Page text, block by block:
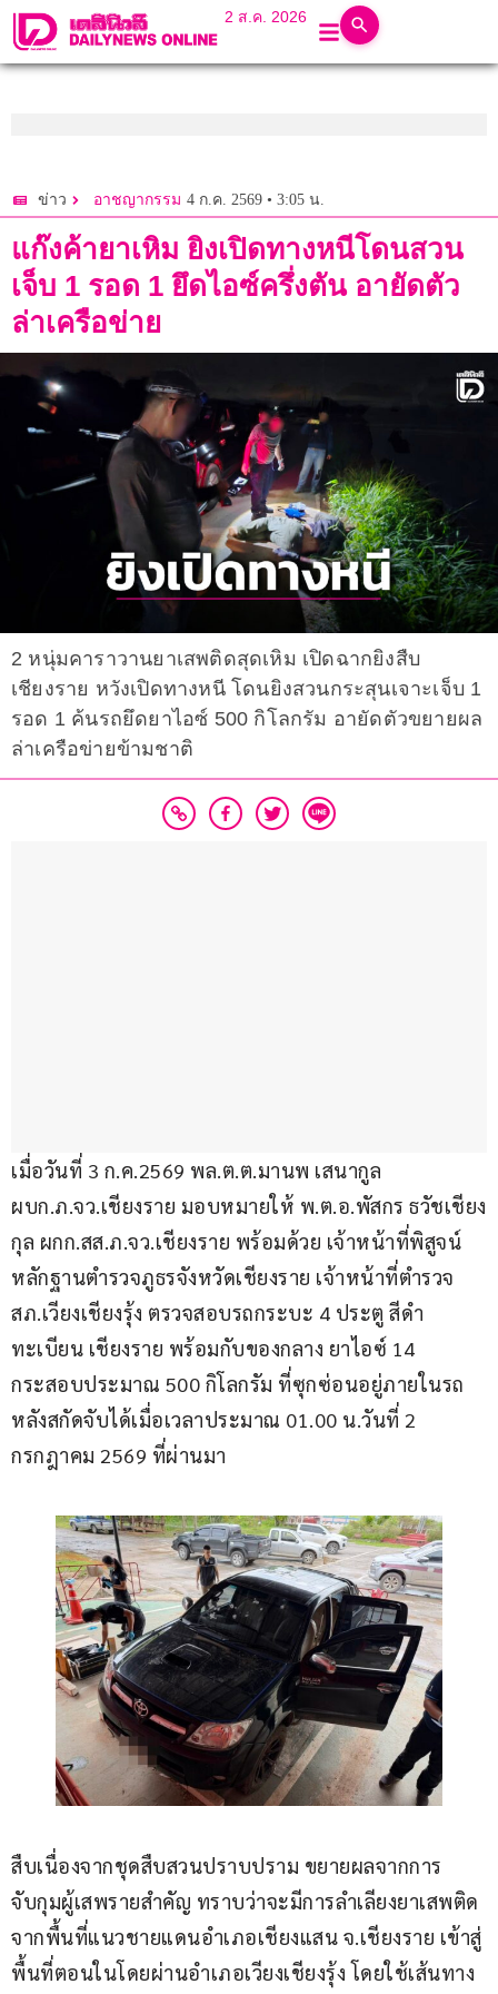
2 ส.ค. 2026
ข่าว อาชญากรรม 4 ก.ค. 2569 • 3:05 น.
แก๊งค้ายาเหิม ยิงเปิดทางหนีโดนสวน
เจ็บ 1 รอด 1 ยึดไอซ์ครึ่งตัน อายัดตัว
ล่าเครือข่าย
2 หนุ่มคาราวานยาเสพติดสุดเหิม เปิดฉากยิงสืบ
เชียงราย หวังเปิดทางหนี โดนยิงสวนกระสุนเจาะเจ็บ 1
รอด 1 ค้นรถยึดยาไอซ์ 500 กิโลกรัม อายัดตัวขยายผล
ล่าเครือข่ายข้ามชาติ
เมื่อวันที่ 3 ก.ค.2569 พล.ต.ต.มานพ เสนากูล
ผบก.ภ.จว.เชียงราย มอบหมายให้ พ.ต.อ.พัสกร ธวัชเชียง
กุล ผกก.สส.ภ.จว.เชียงราย พร้อมด้วย เจ้าหน้าที่พิสูจน์
หลักฐานตำรวจภูธรจังหวัดเชียงราย เจ้าหน้าที่ตำรวจ
สภ.เวียงเชียงรุ้ง ตรวจสอบรถกระบะ 4 ประตู สีดำ
ทะเบียน เชียงราย พร้อมกับของกลาง ยาไอซ์ 14
กระสอบประมาณ 500 กิโลกรัม ที่ซุกซ่อนอยู่ภายในรถ
หลังสกัดจับได้เมื่อเวลาประมาณ 01.00 น.วันที่ 2
กรกฎาคม 2569 ที่ผ่านมา
สืบเนื่องจากชุดสืบสวนปราบปราม ขยายผลจากการ
จับกุมผู้เสพรายสำคัญ ทราบว่าจะมีการลำเลียงยาเสพติด
จากพื้นที่แนวชายแดนอำเภอเชียงแสน จ.เชียงราย เข้าสู่
พื้นที่ตอนในโดยผ่านอำเภอเวียงเชียงรุ้ง โดยใช้เส้นทาง